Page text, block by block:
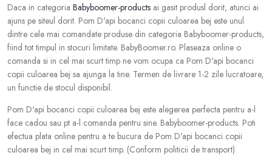
Daca in categoria Babyboomer-products ai gasit produsl dorit, atunci ai
ajuns pe siteul dorit. Pom D'api bocanci copii culoarea bej este unul
dintre cele mai comandate produse din categoria Babyboomer-products,
fiind tot timpul in stocuri limitate. BabyBoomer.ro. Plaseaza online o
comanda si in cel mai scurt timp ne vom ocupa ca Pom D'api bocanci
copii culoarea bej sa ajunga la tine. Termen de livrare 1-2 zile lucratoare,
un functie de stocul disponibil.
Pom D'api bocanci copii culoarea bej este alegerea perfecta pentru a-l
face cadou sau pt a-l comanda pentru sine. Babyboomer-products. Poti
efectua plata online pentru a te bucura de Pom D'api bocanci copii
culoarea bej in cel mai scurt timp. (Conform politicii de transport)